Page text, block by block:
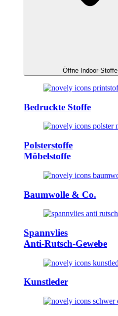
Öffne Indoor-Stoffe
Bedruckte Stoffe
Polsterstoffe
Möbelstoffe
Baumwolle & Co.
Spannvlies
Anti-Rutsch-Gewebe
Kunstleder